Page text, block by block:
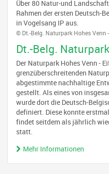
Über 80 Natur-und
Rahmen der ersten Deutsch-
in Vogelsang IP aus.
© Dt.-Belg. Naturpark Hohes Venn
Dt.-Belg.
Der Naturpark Hohes Venn -
grenzüberschreitenden
abgestimmte nachhaltige
gestellt. Als eines von
wurde dort die Deutsch-
definiert. Diese konnte
findet seitdem als jährlich
statt.
Mehr Informationen